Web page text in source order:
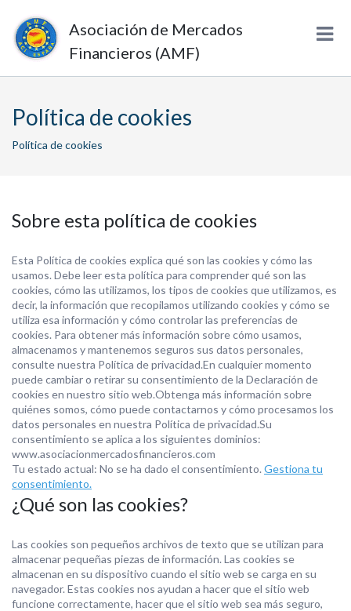
Asociación de Mercados
Financieros (AMF)
Política de cookies
Política de cookies
Sobre esta política de cookies
Esta Política de cookies explica qué son las cookies y cómo las
usamos. Debe leer esta política para comprender qué son las
cookies, cómo las utilizamos, los tipos de cookies que utilizamos, es
decir, la información que recopilamos utilizando cookies y cómo se
utiliza esa información y cómo controlar las preferencias de
cookies. Para obtener más información sobre cómo usamos,
almacenamos y mantenemos seguros sus datos personales,
consulte nuestra Política de privacidad.En cualquier momento
puede cambiar o retirar su consentimiento de la Declaración de
cookies en nuestro sitio web.Obtenga más información sobre
quiénes somos, cómo puede contactarnos y cómo procesamos los
datos personales en nuestra Política de privacidad.Su
consentimiento se aplica a los siguientes dominios:
www.asociacionmercadosfinancieros.com
Tu estado actual: No se ha dado el consentimiento. Gestiona tu
consentimiento.
¿Qué son las cookies?
Las cookies son pequeños archivos de texto que se utilizan para
almacenar pequeñas piezas de información. Las cookies se
almacenan en su dispositivo cuando el sitio web se carga en su
navegador. Estas cookies nos ayudan a hacer que el sitio web
funcione correctamente, hacer que el sitio web sea más seguro,